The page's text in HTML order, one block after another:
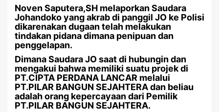
Noven Saputera,SH melaporkan Saudara
Johandoko yang akrab di panggil JO ke Polisi
dikarenakan dugaan telah melakukan
tindakan pidana dimana penipuan dan
penggelapan.
Dimana Saudara JO saat di hubungin dan
mengakui bahwa memiliki suatu projek di
PT.CIPTA PERDANA LANCAR melalui
PT.PILAR BANGUN SEJAHTERA dan beliau
adalah orang kepercayaan dari Pemilik
PT.PILAR BANGUN SEJAHTERA.